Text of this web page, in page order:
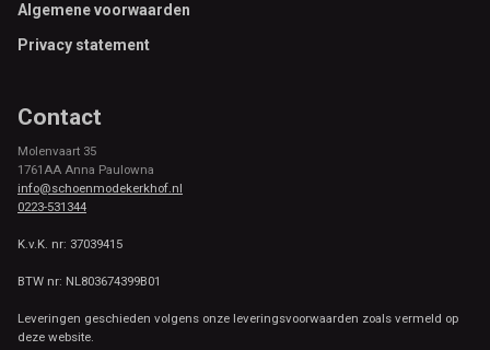
Algemene voorwaarden
Privacy statement
Contact
Molenvaart 35
1761AA Anna Paulowna
info@schoenmodekerkhof.nl
0223-531344
K.v.K. nr: 37039415
BTW nr: NL803674399B01
Leveringen geschieden volgens onze leveringsvoorwaarden zoals vermeld op
deze website.